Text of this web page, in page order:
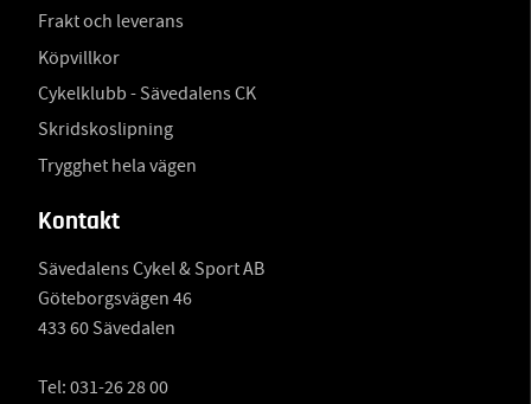
Frakt och leverans
Köpvillkor
Cykelklubb - Sävedalens CK
Skridskoslipning
Trygghet hela vägen
Kontakt
Sävedalens Cykel & Sport AB
Göteborgsvägen 46
433 60 Sävedalen
Tel: 031-26 28 00